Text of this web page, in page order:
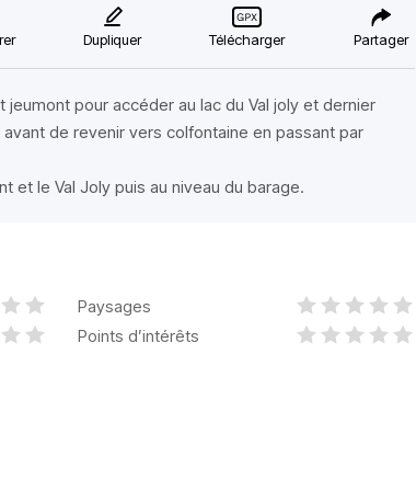
Dupliquer Télécharger Partager
pour accéder au lac du Val joly et dernier
de revenir vers colfontaine en passant par
et le Val Joly puis au niveau du barage.
Paysages
Points d’intérêts